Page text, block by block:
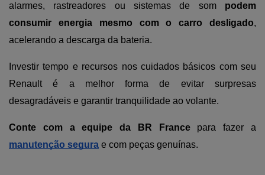
alarmes, rastreadores ou sistemas de som podem
consumir energia mesmo com o carro desligado,
acelerando a descarga da bateria.
Investir tempo e recursos nos cuidados básicos com seu
Renault é a melhor forma de evitar surpresas
desagradáveis e garantir tranquilidade ao volante.
Conte com a equipe da BR France
manutenção segura e com peças genuínas.